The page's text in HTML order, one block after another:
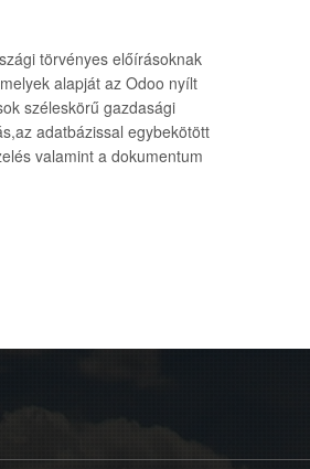
törvényes előírásoknak
alapját az Odoo nyílt
széleskörű gazdasági
adatbázissal egybekötött
valamint a dokumentum